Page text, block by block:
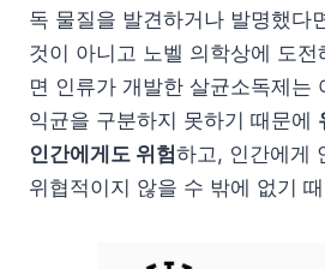
독 물질을 발견하거나 발명했다
것이 아니고 노벨 의학상에 도
면 인류가 개발한 살균소독제는
익균을 구분하지 못하기 때문에
인간에게도 위험하고, 인간에게
위협적이지 않을 수 밖에 없기